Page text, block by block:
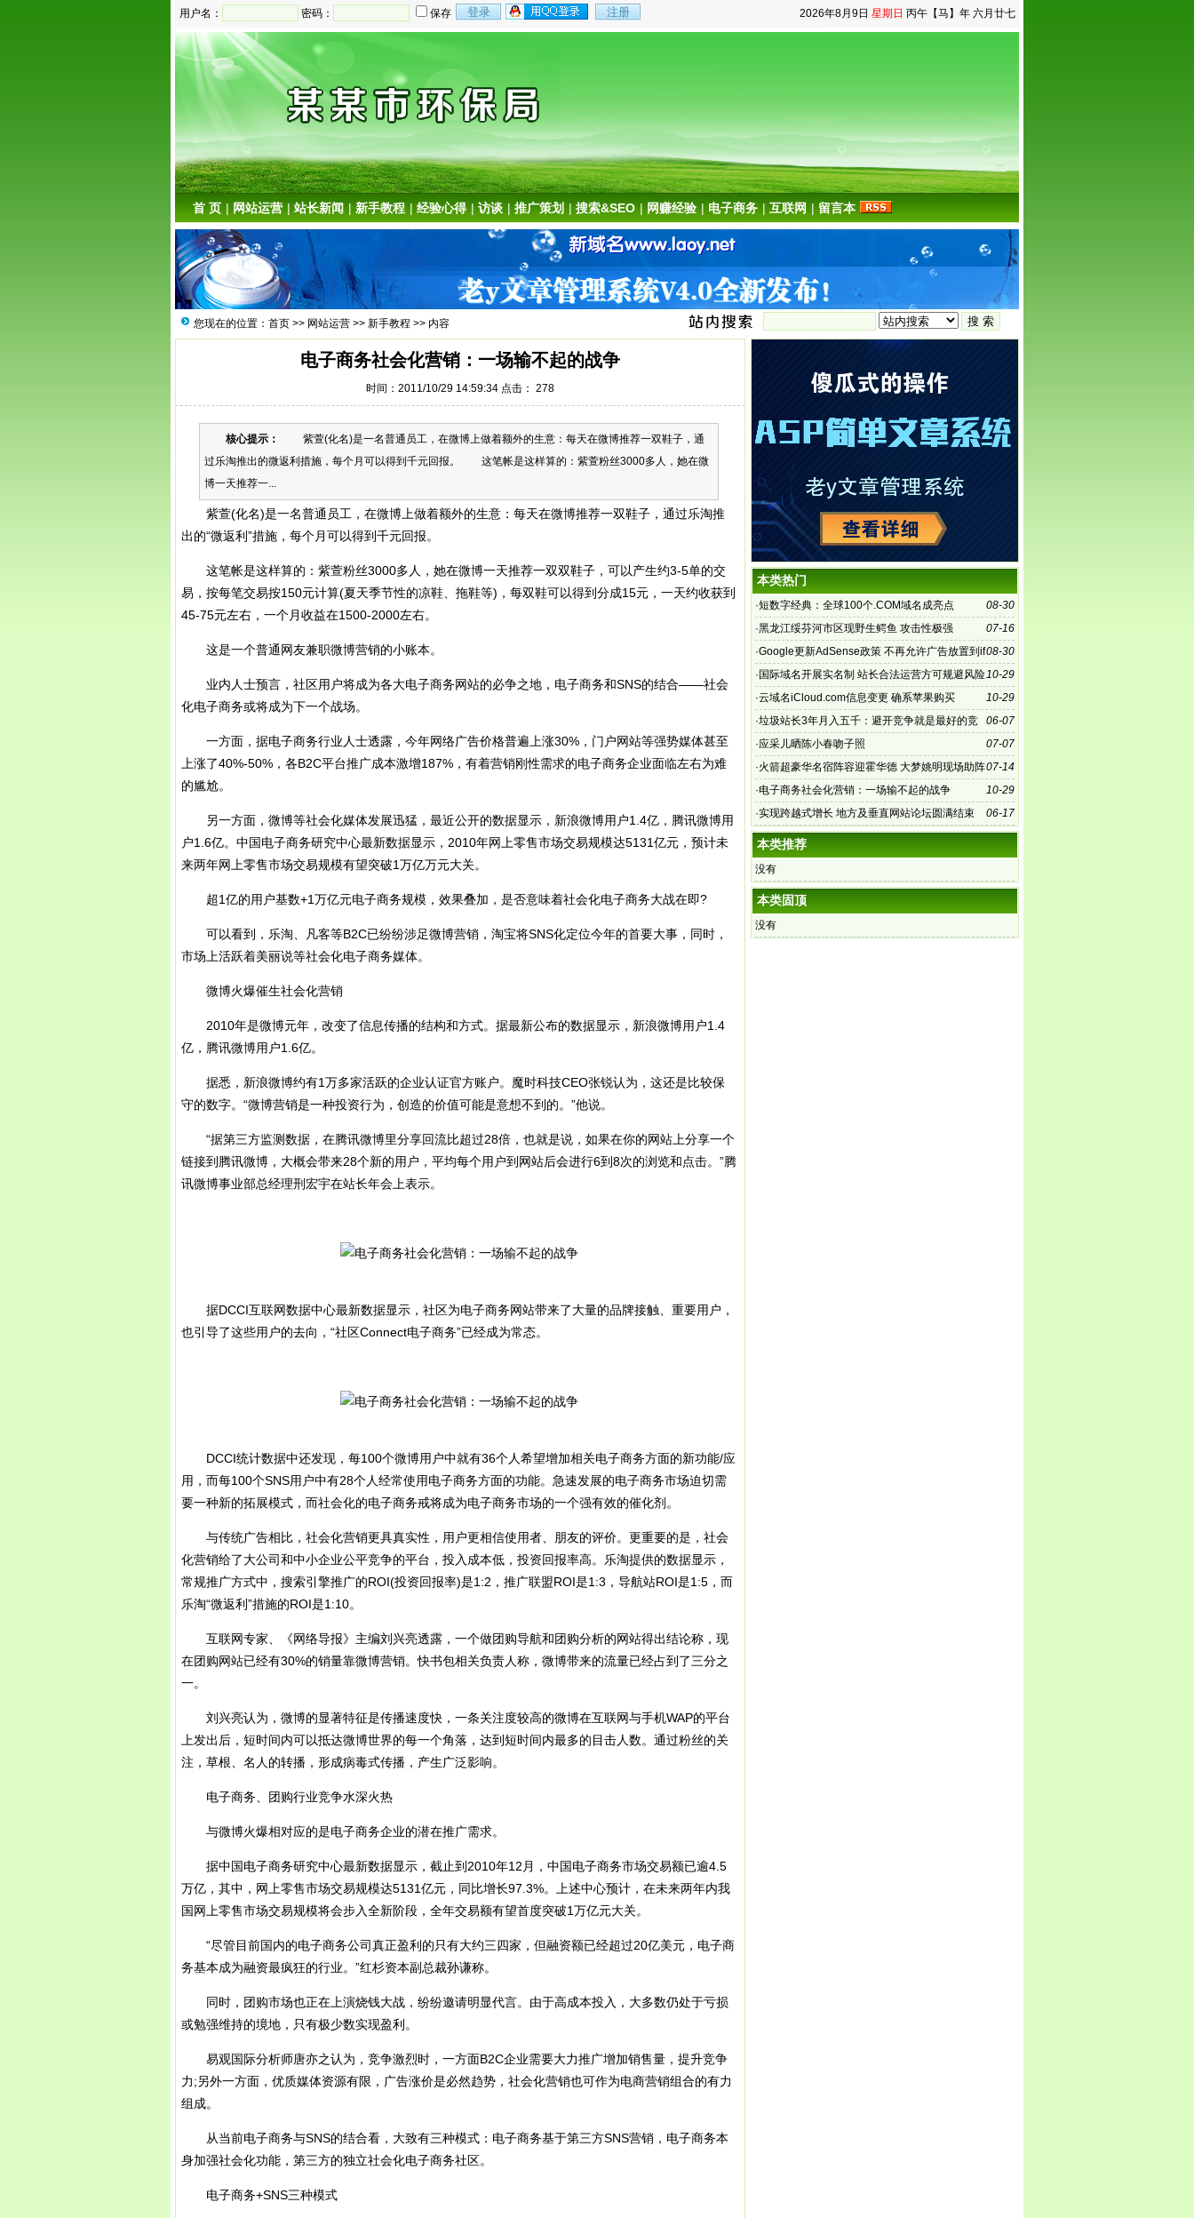
2026年8月9日 星期日 丙午【马】年 六月廿七
用户名： 密码： 保存
首 页 | 网站运营 |站长新闻 | 新手教程 | 经验心得 | 访谈 | 推广策划 | 搜索&SEO | 网赚经验 | 电子商务 | 互联网 | 留言本
您现在的位置： 首页 >> 网站运营 >> 新手教程 >> 内容
电子商务社会化营销：一场输不起的战争
时间：2011/10/29 14:59:34 点击： 278
核心提示：
紫萱(化名)是一名普通员工，在微博上做着额外的生意：每天在微博推荐一双鞋子，通
过乐淘推出的微返利措施，每个月可以得到千元回报。 这笔帐是这样算的：紫萱粉丝3000多人，她在微
博一天推荐一...
紫萱(化名)是一名普通员工，在微博上做着额外的生意：每天在微博推荐一双鞋子，通过乐淘推
出的“微返利”措施，每个月可以得到千元回报。
这笔帐是这样算的：紫萱粉丝3000多人，她在微博一天推荐一双双鞋子，可以产生约3-5单的交
易，按每笔交易按150元计算(夏天季节性的凉鞋、拖鞋等)，每双鞋可以得到分成15元，一天约收获到
45-75元左右，一个月收益在1500-2000左右。
这是一个普通网友兼职微博营销的小账本。
业内人士预言，社区用户将成为各大电子商务网站的必争之地，电子商务和SNS的结合——社会
化电子商务或将成为下一个战场。
一方面，据电子商务行业人士透露，今年网络广告价格普遍上涨30%，门户网站等强势媒体甚至
上涨了40%-50%，各B2C平台推广成本激增187%，有着营销刚性需求的电子商务企业面临左右为难
的尴尬。
另一方面，微博等社会化媒体发展迅猛，最近公开的数据显示，新浪微博用户1.4亿，腾讯微博用
户1.6亿。中国电子商务研究中心最新数据显示，2010年网上零售市场交易规模达5131亿元，预计未
来两年网上零售市场交易规模有望突破1万亿万元大关。
超1亿的用户基数+1万亿元电子商务规模，效果叠加，是否意味着社会化电子商务大战在即?
可以看到，乐淘、凡客等B2C已纷纷涉足微博营销，淘宝将SNS化定位今年的首要大事，同时，
市场上活跃着美丽说等社会化电子商务媒体。
微博火爆催生社会化营销
2010年是微博元年，改变了信息传播的结构和方式。据最新公布的数据显示，新浪微博用户1.4
亿，腾讯微博用户1.6亿。
据悉，新浪微博约有1万多家活跃的企业认证官方账户。魔时科技CEO张锐认为，这还是比较保
守的数字。“微博营销是一种投资行为，创造的价值可能是意想不到的。”他说。
“据第三方监测数据，在腾讯微博里分享回流比超过28倍，也就是说，如果在你的网站上分享一个
链接到腾讯微博，大概会带来28个新的用户，平均每个用户到网站后会进行6到8次的浏览和点击。”腾
讯微博事业部总经理刑宏宇在站长年会上表示。
据DCCI互联网数据中心最新数据显示，社区为电子商务网站带来了大量的品牌接触、重要用户，
也引导了这些用户的去向，“社区Connect电子商务”已经成为常态。
DCCI统计数据中还发现，每100个微博用户中就有36个人希望增加相关电子商务方面的新功能/应
用，而每100个SNS用户中有28个人经常使用电子商务方面的功能。急速发展的电子商务市场迫切需
要一种新的拓展模式，而社会化的电子商务戒将成为电子商务市场的一个强有效的催化剂。
与传统广告相比，社会化营销更具真实性，用户更相信使用者、朋友的评价。更重要的是，社会
化营销给了大公司和中小企业公平竞争的平台，投入成本低，投资回报率高。乐淘提供的数据显示，
常规推广方式中，搜索引擎推广的ROI(投资回报率)是1:2，推广联盟ROI是1:3，导航站ROI是1:5，而
乐淘“微返利”措施的ROI是1:10。
互联网专家、《网络导报》主编刘兴亮透露，一个做团购导航和团购分析的网站得出结论称，现
在团购网站已经有30%的销量靠微博营销。快书包相关负责人称，微博带来的流量已经占到了三分之
一。
刘兴亮认为，微博的显著特征是传播速度快，一条关注度较高的微博在互联网与手机WAP的平台
上发出后，短时间内可以抵达微博世界的每一个角落，达到短时间内最多的目击人数。通过粉丝的关
注，草根、名人的转播，形成病毒式传播，产生广泛影响。
电子商务、团购行业竞争水深火热
与微博火爆相对应的是电子商务企业的潜在推广需求。
据中国电子商务研究中心最新数据显示，截止到2010年12月，中国电子商务市场交易额已逾4.5
万亿，其中，网上零售市场交易规模达5131亿元，同比增长97.3%。上述中心预计，在未来两年内我
国网上零售市场交易规模将会步入全新阶段，全年交易额有望首度突破1万亿元大关。
“尽管目前国内的电子商务公司真正盈利的只有大约三四家，但融资额已经超过20亿美元，电子商
务基本成为融资最疯狂的行业。”红杉资本副总裁孙谦称。
同时，团购市场也正在上演烧钱大战，纷纷邀请明显代言。由于高成本投入，大多数仍处于亏损
或勉强维持的境地，只有极少数实现盈利。
易观国际分析师唐亦之认为，竞争激烈时，一方面B2C企业需要大力推广增加销售量，提升竞争
力;另外一方面，优质媒体资源有限，广告涨价是必然趋势，社会化营销也可作为电商营销组合的有力
组成。
从当前电子商务与SNS的结合看，大致有三种模式：电子商务基于第三方SNS营销，电子商务本
身加强社会化功能，第三方的独立社会化电子商务社区。
电子商务+SNS三种模式
本类热门
08-30
·短数字经典：全球100个.COM域名成亮点
07-16
·黑龙江绥芬河市区现野生鳄鱼 攻击性极强
08-30
·Google更新AdSense政策 不再允许广告放置到if
rame
10-29
· 国际域名开展实名制 站长合法运营方可规避风险
10-29
·云域名iCloud.com信息变更 确系苹果购买
06-07
·垃圾站长3年月入五千：避开竞争就是最好的竞
争
07-07
·应采儿晒陈小春吻子照
07-14
·火箭超豪华名宿阵容迎霍华德 大梦姚明现场助阵
10-29
·电子商务社会化营销：一场输不起的战争
06-17
·实现跨越式增长 地方及垂直网站论坛圆满结束
本类推荐
没有
本类固顶
没有